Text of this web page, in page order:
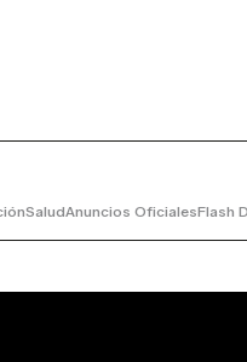
SaludAnuncios OficialesFlash